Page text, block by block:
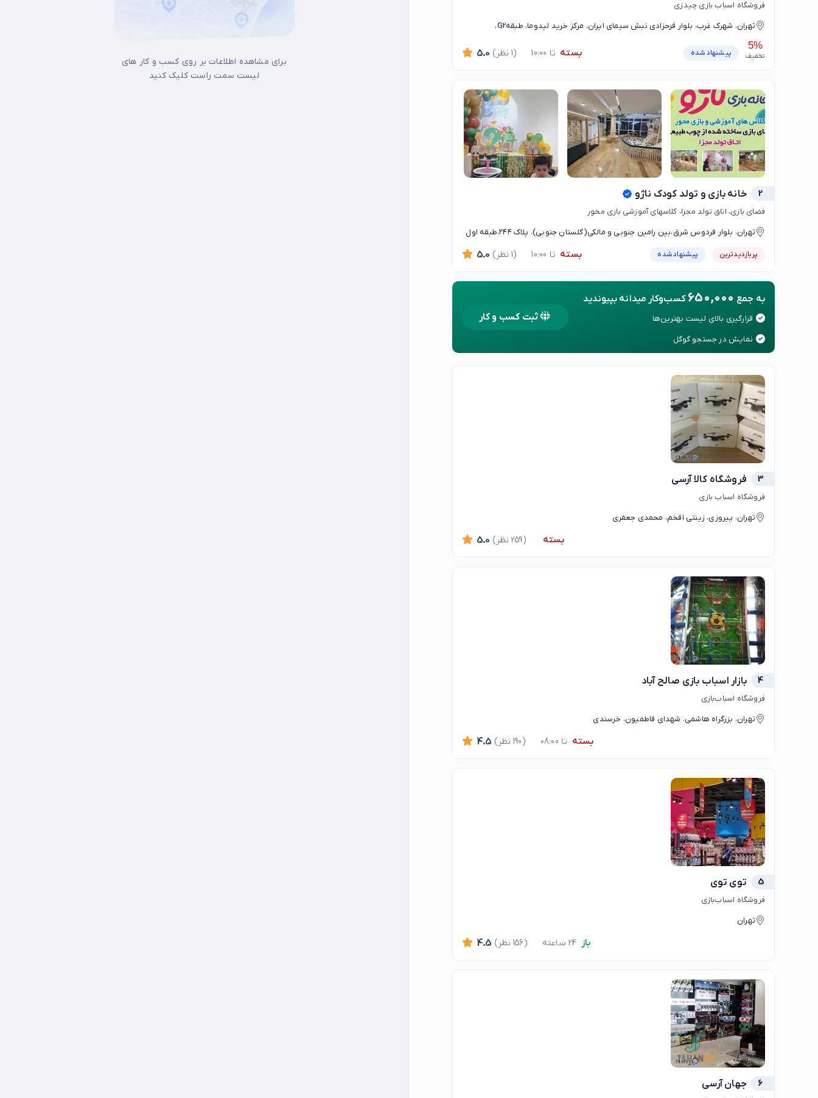
فروشگاه اسباب بازی چیدزی
تهران، شهرک غرب، بلوار فرحزادی نبش سیمای ایران، مرکز خرید لیدوما، طبقهG2،
واحد52،فروشگاه اسباب بازی چیدزی
5%
تخفیف پیشنهاد شده بسته تا 10:00 5.0 (1 نظر)
2 خانه بازی و تولد کودک ناژو
فضای بازی، اتاق تولد مجزا، کلاسهای آموزشی بازی محور
تهران، بلوار فردوس شرق،بین رامین جنوبی و مالکی(گلستان جنوبی)، ‌پلاک ۲۴۴،طبقه اول
پربازدیدترین پیشنهاد شده بسته تا 10:00 5.0 (1 نظر)
به جمع 650,000 کسب‌وکار میدانه بپیوندید
قرارگیری بالای لیست بهترین‌ها
نمایش در جستجو گوگل
ثبت کسب و کار
3 فروشگاه کالا آرسی
فروشگاه اسباب بازی
تهران، پیروزی، زینتی افخم، محمدی جعفری
بسته 5.0 (259 نظر)
4 بازار اسباب بازی صالح آباد
فروشگاه اسباب‌بازی
تهران، بزرگراه هاشمی، شهدای فاطمیون، خرسندی
بسته تا 08:00 4.5 (190 نظر)
5 توی توی
فروشگاه اسباب‌بازی
تهران
باز 4.5 (156 نظر)
6 جهان آرسی
برای مشاهده اطلاعات بر روی کسب و کار های
لیست سمت راست کلیک کنید